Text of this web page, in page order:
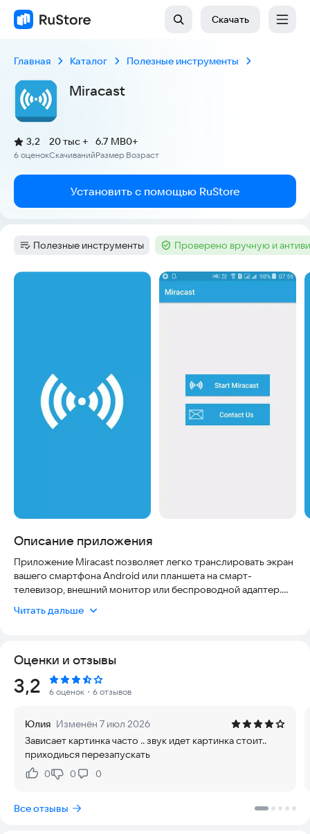
Скачать
Главная Каталог Полезные инструменты
Miracast
Рейтинг:
3,2
(
6 оценок
)
Скачиваний
20 тыс +
Размер
6.7 MB
Возраст
0+
Установить с помощью RuStore
Категория:
Полезные инструменты Тег :Проверено вручную и
Скриншоты
Описание приложения
Приложение Miracast позволяет легко транслировать экран
вашего смартфона Android или планшета на смарт-
телевизор, внешний монитор или беспроводной адаптер.
соединение без необходимости сложных настроек,
Miracast поддерживает воспроизведение видео, музыки и
фотографий на любых совместимых устройствах, таких как
смартфоны, ноутбуки и планшеты, в любом месте, где есть
Приложение предлагает удобный ярлык и виджет для
быстрого доступа к функции трансляции экрана, которая
изначально встроена в Android версии 4.2 и новее.
экран мобильного телефона на телевизоре:
Читать дальше
Оценки и отзывы
Рейтинг:
3,2 6 оценок ・6 отзывов
Юлия Изменён 7 июл 2026
Зависает картинка часто .. звук идет картинка стоит..
приходиься перезапускать
Нравится:
0Не нравится:
0 0
Все отзывы